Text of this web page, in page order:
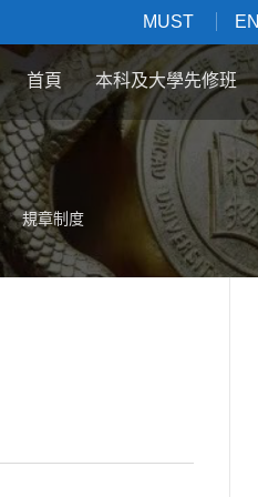
MUST EN
首頁 本科及大學先修班
規章制度